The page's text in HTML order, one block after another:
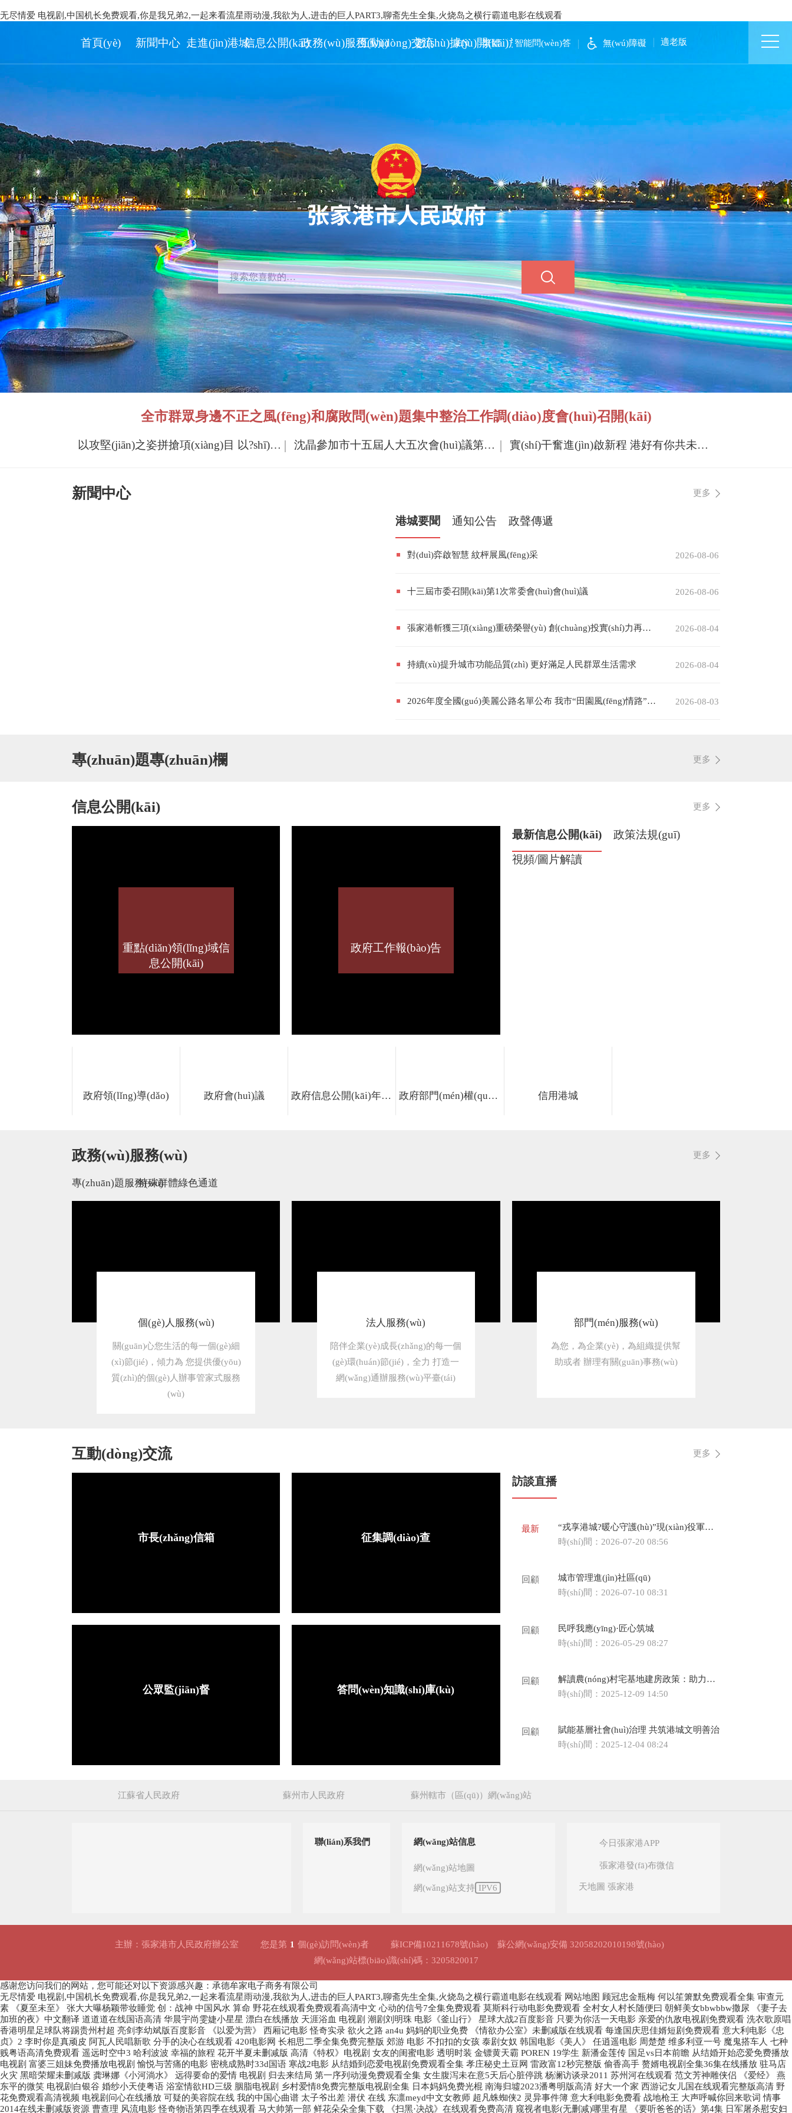
无尽情爱 电视剧,中国机长免费观看,你是我兄弟2,一起来看流星雨动漫,我欲为人,进击的巨人PART3,聊斋先生全集,火烧岛之横行霸道电影在线观看
EN 繁體 智能問(wèn)答 無(wú)障礙 適老版
首頁(yè) 新聞中心 走進(jìn)港城信息公開(kāi)政務(wù)服務(wù)互動(dòng)交流數(shù)據(jù)開(kāi)放
全市群眾身邊不正之風(fēng)和腐敗問(wèn)題集中整治工作調(diào)度會(huì)召開(kāi)
以攻堅(jiān)之姿拼搶項(xiàng)目 以?shī)^進(jìn)之勢(shì)狠抓招商 沈晶參加市十五屆人大五次會(huì)議第一代表團(tuán)審議時(shí)強(qiáng)調(diào) 抓發(fā)展 惠民生 守底線 實(shí)干奮進(jìn)啟新程 港好有你共未來(lái)
新聞中心 更多
港城要聞 通知公告 政聲傳遞
對(duì)弈啟智慧 紋枰展風(fēng)采 2026-08-06
十三屆市委召開(kāi)第1次常委會(huì)會(huì)議 2026-08-06
張家港斬獲三項(xiàng)重磅榮譽(yù) 創(chuàng)投實(shí)力再獲全國(guó)認(rèn)可 2026-08-04
持續(xù)提升城市功能品質(zhì) 更好滿足人民群眾生活需求 2026-08-04
2026年度全國(guó)美麗公路名單公布 我市“田園風(fēng)情路”入選 2026-08-03
專(zhuān)題專(zhuān)欄 更多
信息公開(kāi) 更多
重點(diǎn)領(lǐng)域信
息公開(kāi)
政府工作報(bào)告
最新信息公開(kāi)
政策法規(guī)
視頻/圖片解讀
政府領(lǐng)導(dǎo) 政府會(huì)議 政府信息公開(kāi)年報(bào) 政府部門(mén)權(quán)責(zé)清單 信用港城
政務(wù)服務(wù) 更多
專(zhuān)題服務(wù)特殊群體綠色通道
個(gè)人服務(wù)
關(guān)心您生活的每一個(gè)細
(xì)節(jié)，傾力為 您提供優(yōu)
質(zhì)的個(gè)人辦事管家式服務
(wù)
法人服務(wù)
陪伴企業(yè)成長(zhǎng)的每一個
(gè)環(huán)節(jié)，全力 打造一
網(wǎng)通辦服務(wù)平臺(tái)
部門(mén)服務(wù)
為您，為企業(yè)，為組織提供幫
助或者 辦理有關(guān)事務(wù)
互動(dòng)交流 更多
市長(zhǎng)信箱
公眾監(jiān)督
征集調(diào)查
答問(wèn)知識(shí)庫(kù)
訪談直播
最新
“戎享港城?暖心守護(hù)”現(xiàn)役軍人父母優(yōu)待政策專(zhuān)場(chǎng)解讀
時(shí)間：2026-07-20 08:56
回顧
城市管理進(jìn)社區(qū)
時(shí)間：2026-07-10 08:31
回顧
民呼我應(yīng)·匠心筑城
時(shí)間：2026-05-29 08:27
回顧
解讀農(nóng)村宅基地建房政策：助力鄉(xiāng)村振興 保障住房需求
時(shí)間：2025-12-09 14:50
回顧
賦能基層社會(huì)治理 共筑港城文明善治
時(shí)間：2025-12-04 08:24
江蘇省人民政府 蘇州市人民政府 蘇州轄市（區(qū)）網(wǎng)站
聯(lián)系我們 網(wǎng)站信息
網(wǎng)站地圖
網(wǎng)站支持 IPV6
今日張家港APP
張家港發(fā)布微信
天地圖 張家港
主辦：張家港市人民政府辦公室 您是第 1 個(gè)訪問(wèn)者 蘇ICP備10211678號(hào)
蘇公網(wǎng)安備 32058202010198號(hào)
網(wǎng)站標(biāo)識(shí)碼：3205820017
感谢您访问我们的网站，您可能还对以下资源感兴趣：承德牟家电子商务有限公司
无尽情爱 电视剧,中国机长免费观看,你是我兄弟2,一起来看流星雨动漫,我欲为人,进击的巨人PART3,聊斋先生全集,火烧岛之横行霸道电影在线观看 网站地图
顾冠忠金瓶梅 何以笙箫默免费观看全集 审查元
素 《夏至未至》 张大大曝杨颖带妆睡觉 创：战神 中国风水 算命 野花在线观看免费观看高清中文 心动的信号7全集免费观看 莫斯科行动电影免费观看 全村女人村长随便曰 朝鲜美女bbwbbw撒尿 《妻子去
加班的夜》中文翻译 道道道在线国语高清 华晨宇尚雯婕小星星 漂白在线播放 天涯浴血 电视剧 潮剧刘明珠 电影《釜山行》 星球大战2百度影音 只要为你活一天电影 亲爱的仇敌电视剧免费观看 洗衣歌原唱
香港明星足球队将踢贵州村超 亮剑李幼斌版百度影音 《以爱为营》 西厢记电影 怪奇实录 欲火之路 an4u 妈妈的职业免费 《情欲办公室》未删减版在线观看 每逢国庆思佳婿短剧免费观看 意大利电影《忠
贞》2 李时你是真顽皮 阿瓦人民唱新歌 分手的决心在线观看 420电影网 长相思二季全集免费完整版 郊游 电影 不扣扣的女孩 泰剧女奴 韩国电影《美人》 任逍遥电影 周楚楚 维多利亚一号 魔鬼搭车人 七种
贱粤语高清免费观看 遥远时空中3 哈利波波 幸福的旅程 花开半夏未删减版 高清《特权》电视剧 女友的闺蜜电影 透明时装 金镖黄天霸 POREN 19学生 新潘金莲传 国足vs日本前瞻 从结婚开始恋爱免费播放
电视剧 富婆三姐妹免费播放电视剧 愉悦与苦痛的电影 密桃成熟时33d国语 寒战2电影 从结婚到恋爱电视剧免费观看全集 孝庄秘史土豆网 雷政富12秒完整版 偷香高手 赘婿电视剧全集36集在线播放 驻马店
火灾 黑暗荣耀未删减版 龚琳娜《小河淌水》 远得要命的爱情 电视剧 归去来结局 第一序列动漫免费观看全集 女生腹泻未在意5天后心脏停跳 杨澜访谈录2011 苏州河在线观看 范文芳神雕侠侣 《爱经》 燕
东平的微笑 电视剧白银谷 婚纱小天使粤语 浴室情欲HD三级 胭脂电视剧 乡村爱情8免费完整版电视剧全集 日本妈妈免费光棍 南海归墟2023潘粤明版高清 好大一个家 西游记女儿国在线观看完整版高清 野
花免费观看高清视频 电视剧问心在线播放 可疑的美容院在线 我的中国心曲谱 太子爷出差 潜伏 在线 东凛meyd中文女教师 超凡蛛蜘侠2 灵异事件簿 意大利电影免费看 战地枪王 大声呼喊你回来歌词 情事
2014在线未删减版资源 曹查理 风流电影 怪奇物语第四季在线观看 马大帅第一部 鲜花朵朵全集下载 《扫黑·决战》在线观看免费高清 窥视者电影(无删减)哪里有星 《要听爸爸的话》第4集 日军屠杀慰安妇